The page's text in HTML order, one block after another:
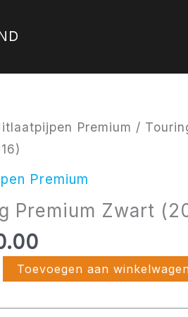
Premium /
Premium
Premium Zwart
Toevoegen aan